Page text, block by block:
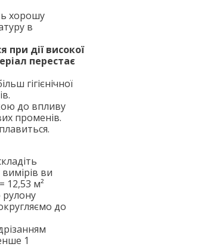
хорошу
в
дії високої
перестає
гігієнічної
до впливу
променів.
ви
12,53 м²
до
1